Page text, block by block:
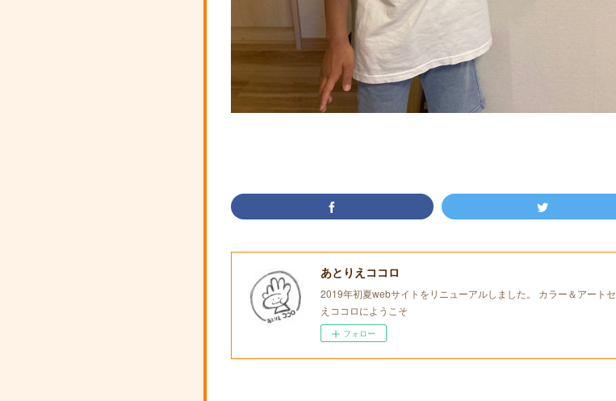
あとりえココロ
2019年初夏webサイトをリニューアルしました。 カラー＆アート
えココロにようこそ
フォロー